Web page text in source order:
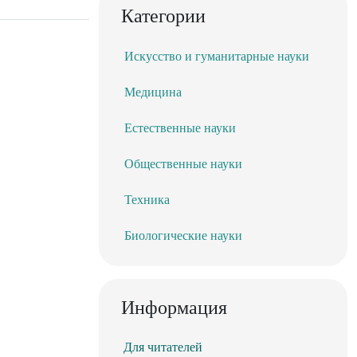
Категории
Искусство и гуманитарные науки
Медицина
Естественные науки
Общественные науки
Техника
Биологические науки
Информация
Для читателей